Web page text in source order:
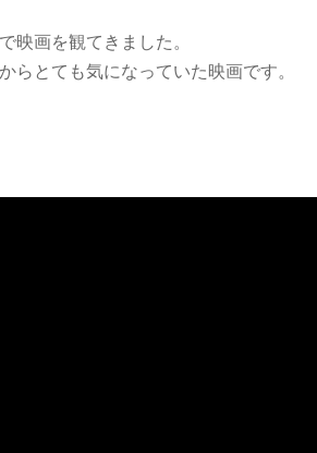
映画を観てきました。
らとても気になっていた映画です。